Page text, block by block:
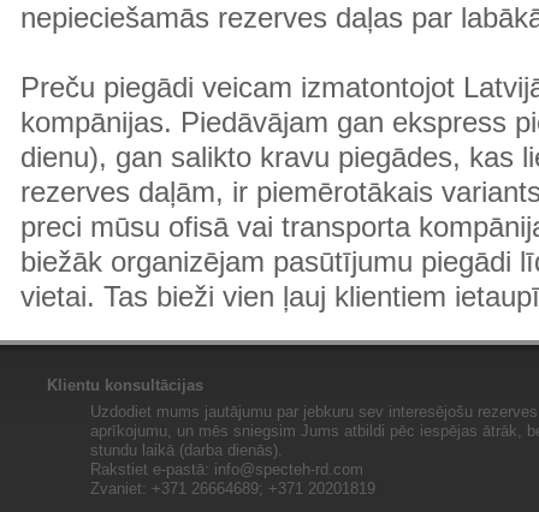
nepieciešamās rezerves daļas par
Preču piegādi veicam izmatontojot
kompānijas. Piedāvājam gan ekspress
dienu), gan salikto kravu piegādes, kas
rezerves daļām, ir piemērotākais
preci mūsu ofisā vai transporta
biežāk organizējam pasūtījumu piegādi
vietai. Tas bieži vien ļauj klientiem
Klientu konsultācijas
Uzdodiet mums jautājumu par jebkuru sev interesējošu
aprīkojumu, un mēs sniegsim Jums atbildi pēc iespējas ātrāk,
stundu laikā (darba dienās).
Rakstiet e-pastā: info@specteh-rd.com
Zvaniet: +371 26664689; +371 20201819